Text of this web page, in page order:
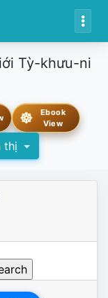
Tỳ-khưu-ni
☸
Ebook
View
thị